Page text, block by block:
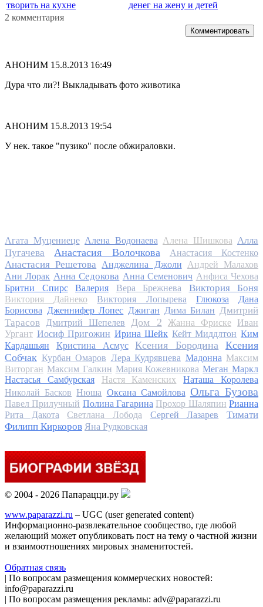
творить на кухне
денег на жену и детей
2 комментария
Комментировать
АНОНИМ 15.8.2013 16:49
Дура что ли?! Выкладывать фото животика
АНОНИМ 15.8.2013 19:54
У нек. такое "пузико" после обжираловки.
Агата Муцениеце Алена Водонаева Алена Шишкова Алла
Пугачева
Анастасия Волочкова Анастасия Костенко
Анастасия Решетова Анджелина Джоли
Андрей Малахов
Ани Лорак Анна Седокова Анна Семенович Анфиса Чехова
Бритни Спирс
Валерия Вера Брежнева Виктория Боня
Виктория Дайнеко Виктория Лопырева Глюкоза
Дана
Борисова Дженнифер Лопес Джиган Дима Билан
Дмитрий
Тарасов
Дмитрий Шепелев Дом 2 Жанна Фриске
Иван
Ургант Иосиф Пригожин Ирина Шейк Кейт Миддлтон Ким
Кардашьян
Кристина Асмус Ксения Бородина
Ксения
Собчак Курбан Омаров Лера Кудрявцева Мадонна Максим
Виторган Максим Галкин Мария Кожевникова Меган Маркл
Настасья Самбурская
Настя Каменских
Наташа Королева
Николай Басков Нюша Оксана Самойлова Ольга Бузова
Павел Прилучный Полина Гагарина Прохор Шаляпин Рианна
Рита Дакота
Светлана Лобода Сергей Лазарев
Тимати
Филипп Киркоров Яна Рудковская
© 2004 - 2026 Папарацци.ру
www.paparazzi.ru – UGC (user generated content)
Информационно-развлекательное сообщество, где любой
желающий может опубликовать пост на тему о частной жизни
и взаимоотношениях мировых знаменитостей.
Обратная связь
| По вопросам размещения коммерческих новостей:
info@paparazzi.ru
| По вопросам размещения рекламы: adv@paparazzi.ru